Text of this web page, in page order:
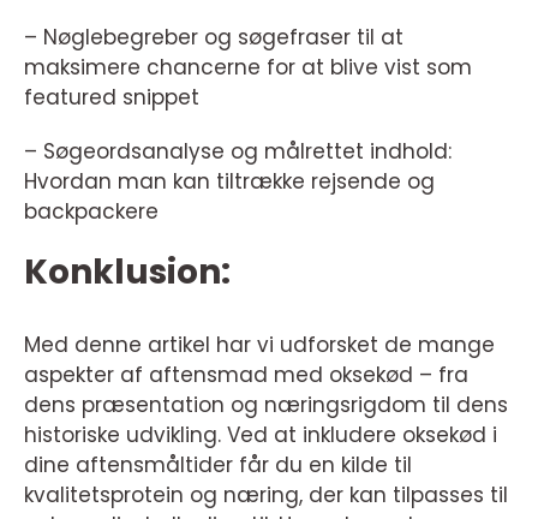
– Nøglebegreber og søgefraser til at
maksimere chancerne for at blive vist som
featured snippet
– Søgeordsanalyse og målrettet indhold:
Hvordan man kan tiltrække rejsende og
backpackere
Konklusion:
Med denne artikel har vi udforsket de mange
aspekter af aftensmad med oksekød – fra
dens præsentation og næringsrigdom til dens
historiske udvikling. Ved at inkludere oksekød i
dine aftensmåltider får du en kilde til
kvalitetsprotein og næring, der kan tilpasses til